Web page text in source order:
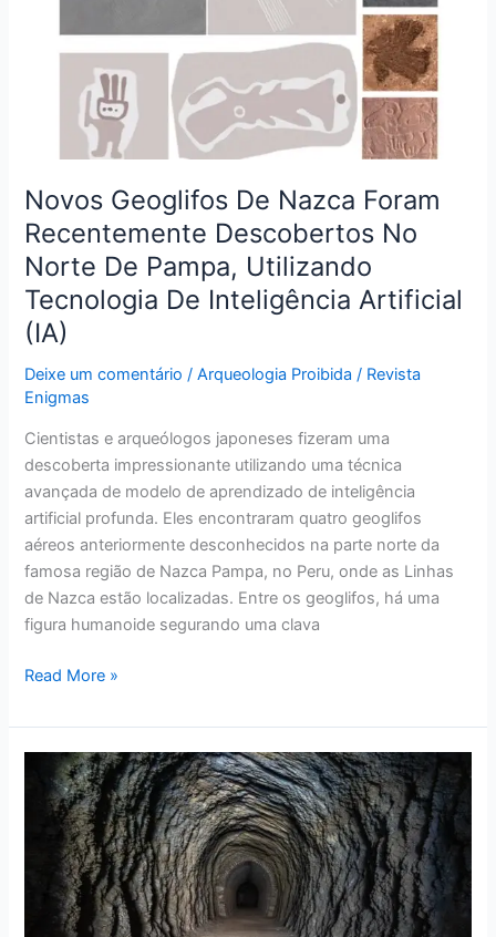
Novos Geoglifos De Nazca Foram
Recentemente Descobertos No
Norte De Pampa, Utilizando
Tecnologia De Inteligência Artificial
(IA)
Deixe um comentário /Arqueologia Proibida / Revista
Enigmas
Cientistas e arqueólogos japoneses fizeram uma
descoberta impressionante utilizando uma técnica
avançada de modelo de aprendizado de inteligência
artificial profunda. Eles encontraram quatro geoglifos
aéreos anteriormente desconhecidos na parte norte da
famosa região de Nazca Pampa, no Peru, onde as Linhas
de Nazca estão localizadas. Entre os geoglifos, há uma
figura humanoide segurando uma clava
Recentemente
Descobertos
Pampa,
Utilizando
Tecnologia
De
Inteligência
Artificial
Read More »
Pesquisadores
Descobrem
Túneis
Secretos
Templo
Peruano